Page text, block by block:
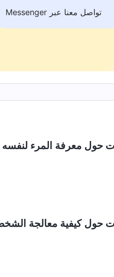
تواصل معنا عبر Messenger
حول معرفة المرء لنفسه
حول كيفية معالجة